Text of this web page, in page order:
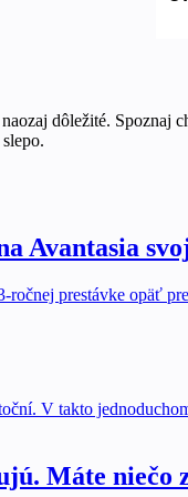
dôležité.
Avantasia
ročnej prestávke opäť
V takto
Máte niečo